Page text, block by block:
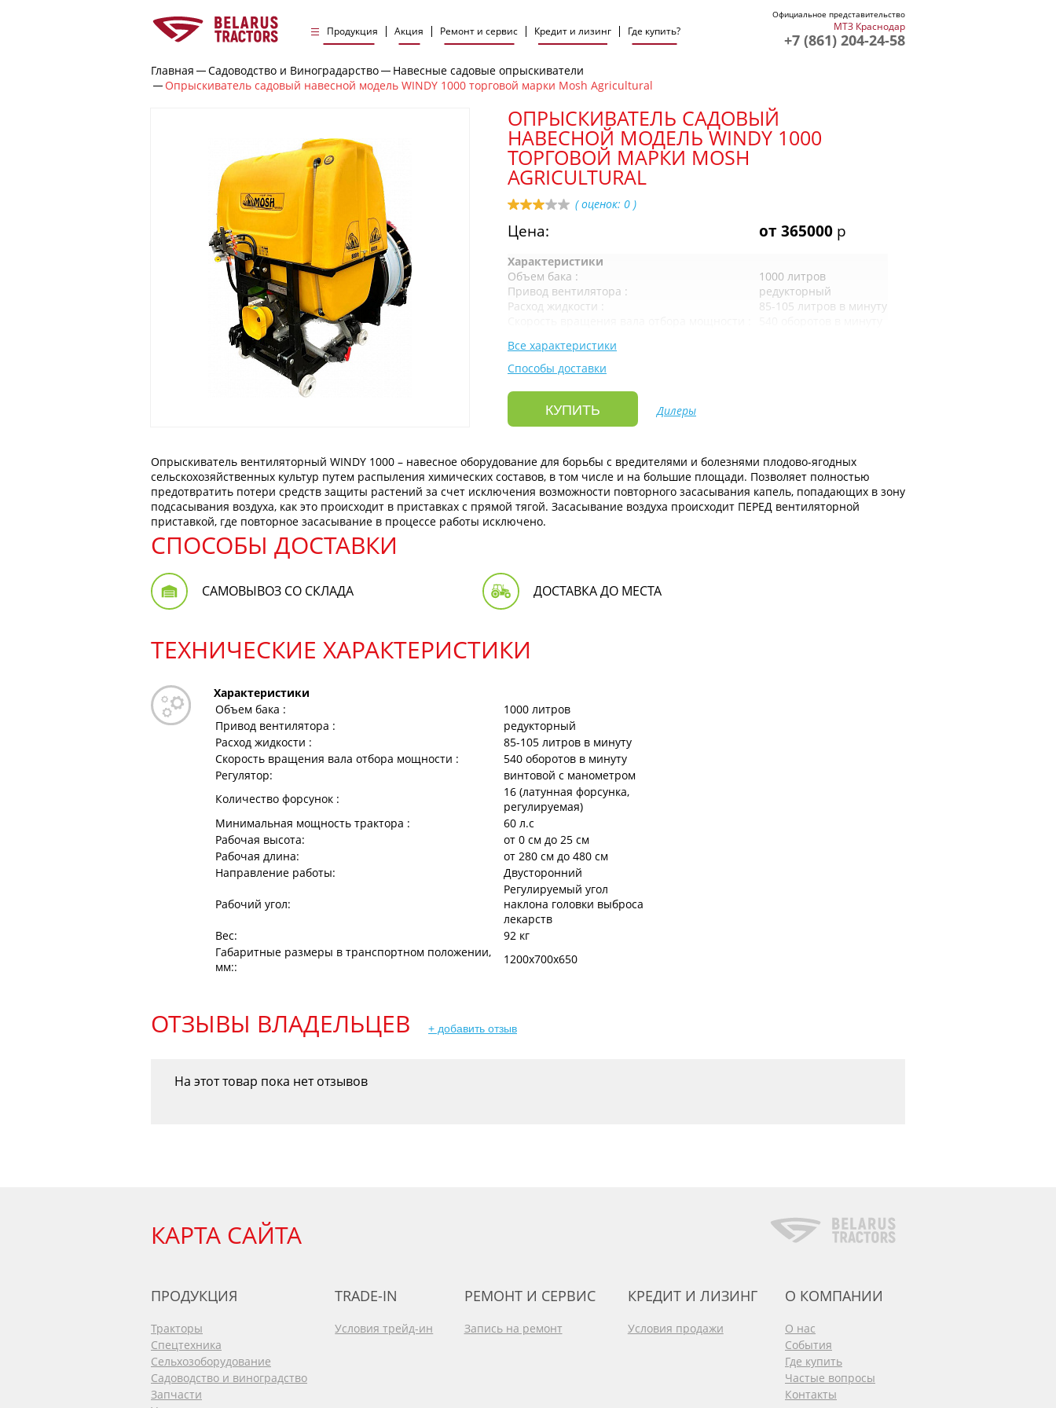
Продукция Акция Ремонт и сервис Кредит и лизинг Где купить?
Официальное представительство
МТЗ Краснодар
+7 (861) 204-24-58
Главная Садоводство и Виноградарство
Навесные садовые опрыскиватели
Опрыскиватель садовый навесной модель WINDY 1000 торговой марки Mosh Agricultural
ОПРЫСКИВАТЕЛЬ САДОВЫЙ
НАВЕСНОЙ МОДЕЛЬ WINDY 1000
ТОРГОВОЙ МАРКИ MOSH
AGRICULTURAL
( оценок: 0 )
Цена: от 365000 р
Характеристики
Объем бака :
1000 литров
Привод вентилятора :
редукторный
Расход жидкости :
85-105 литров в минуту
Количество форсунок :
Все характеристики
Способы доставки
КУПИТЬ Дилеры
Опрыскиватель вентиляторный WINDY 1000 – навесное оборудование для борьбы с вредителями и болезнями плодово-ягодных
сельскохозяйственных культур путем распыления химических составов, в том числе и на большие площади. Позволяет полностью
предотвратить потери средств защиты растений за счет исключения возможности повторного засасывания капель, попадающих в зону
подсасывания воздуха, как это происходит в приставках с прямой тягой. Засасывание воздуха происходит ПЕРЕД вентиляторной
приставкой, где повторное засасывание в процессе работы исключено.
СПОСОБЫ ДОСТАВКИ
САМОВЫВОЗ СО СКЛАДА ДОСТАВКА ДО МЕСТА
ТЕХНИЧЕСКИЕ ХАРАКТЕРИСТИКИ
Характеристики
Объем бака :
1000 литров
Привод вентилятора :
редукторный
Расход жидкости :
85-105 литров в минуту
Скорость вращения вала отбора мощности :
540 оборотов в минуту
Регулятор:
винтовой с манометром
Количество форсунок :
16 (латунная форсунка,
регулируемая)
Минимальная мощность трактора :
60 л.с
Рабочая высота:
от 0 см до 25 см
Рабочая длина:
от 280 см до 480 см
Направление работы:
Двусторонний
Рабочий угол:
Регулируемый угол
наклона головки выброса
лекарств
Вес:
92 кг
Габаритные размеры в транспортном положении,
мм::
1200х700х650
ОТЗЫВЫ ВЛАДЕЛЬЦЕВ + добавить отзыв
На этот товар пока нет отзывов
КАРТА САЙТА
ПРОДУКЦИЯ
Тракторы
Спецтехника
Сельхозоборудование
Садоводство и виноградство
Запчасти
TRADE-IN
Условия трейд-ин
РЕМОНТ И СЕРВИС
Запись на ремонт
КРЕДИТ И ЛИЗИНГ
Условия продажи
О КОМПАНИИ
О нас
События
Где купить
Частые вопросы
Контакты